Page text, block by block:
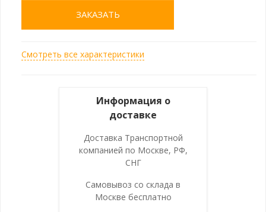
ЗАКАЗАТЬ
Смотреть все характеристики
Информация о
доставке
Доставка Транспортной
компанией по Москве, РФ,
СНГ
Самовывоз со склада в
Москве бесплатно